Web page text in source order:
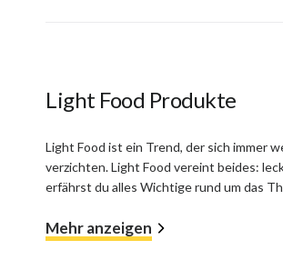
Light Food Produkte
Light Food ist ein Trend, der sich immer
verzichten. Light Food vereint beides:
erfährst du alles Wichtige rund um das
Mehr anzeigen